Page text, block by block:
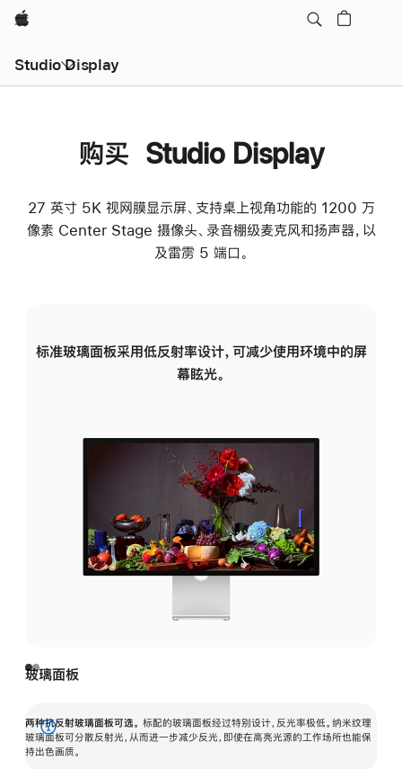
Apple
Studio Display
购买 Studio Display
27 英寸 5K 视网膜显示屏、支持桌上视角功能的 1200 万
像素 Center Stage 摄像头、录音棚级麦克风和扬声器，以
及雷雳 5 端口。
标准玻璃面板采用低反射率设计，可减少使用环境中的屏
幕眩光。
玻璃面板
两种抗反射玻璃面板可选。 标配的玻璃面板经过特别设计，反光率极低。纳米纹理
玻璃面板可分散反射光，从而进一步减少反光，即使在高亮光源的工作场所也能保
持出色画质。
展
开